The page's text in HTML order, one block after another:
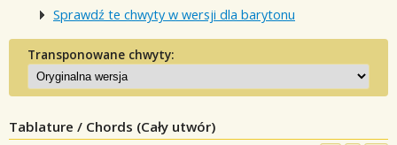
Sprawdź te chwyty w wersji dla barytonu
Transponowane chwyty:
Tablature / Chords (Cały utwór)